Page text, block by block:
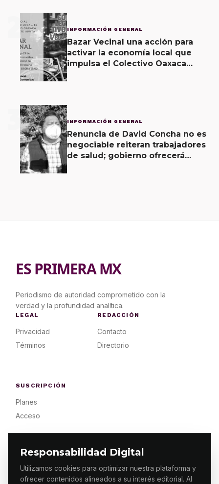
Responsabilidad Digital
Utilizamos cookies para optimizar nuestra plataforma y
ofrecer contenidos alineados a su interés editorial. Al
2 INFORMACIÓN GENERAL
Bazar Vecinal una acción para
activar la economía local que
impulsa el Colectivo Oaxaca
3 INFORMACIÓN GENERAL
Renuncia de David Concha no es
negociable reiteran trabajadores
de salud; gobierno ofrecerá
ES PRIMERA MX
Periodismo de autoridad comprometido con la
verdad y la profundidad analítica.
LEGAL
Privacidad
Términos
REDACCIÓN
Contacto
Directorio
SUSCRIPCIÓN
Planes
Acceso
© 2026 ES PRIMERA MX. ALGUNOS DERECHOS